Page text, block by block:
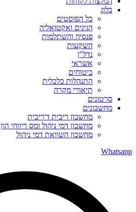
בלוג
כל הפוסטים
הגיגים ואקטואליה
פנסיה והשתלמות
השקעות
נדל"ן
אשראי
ביטוחים
התנהלות כלכלית
תיאורי מקרה
סרטונים
מחשבונים
מחשבון ריבית ד'ריבית
מחשבון דמי ניהול ומס ריווחי הון
מחשבון השוואת דמי ניהול
Whatsapp